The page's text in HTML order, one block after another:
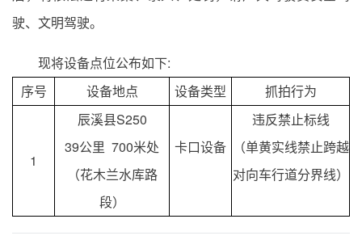
驶、文明驾驶。
现将设备点位公布如下:
序号
设备地点 设备类型 抓拍行为
1
辰溪县S250
39公里 700米处
（花木兰水库路
段）
卡口设备
违反禁止标线
（单黄实线禁止跨越
对向车行道分界线）